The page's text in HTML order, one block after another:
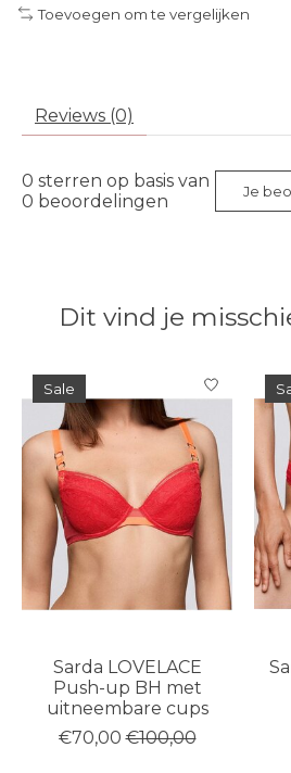
Toevoegen om te vergelijken
Reviews (0)
0 sterren op basis van
0 beoordelingen Je
Dit vind je
Items van productcarrousel
Sale
Sarda LOVELACE
Push-up BH met
uitneembare cups
€70,00 €100,00